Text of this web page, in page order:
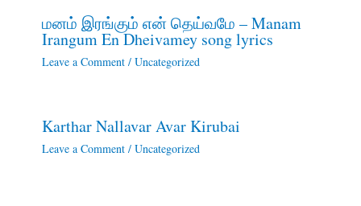
மனம் இரங்கும் என் தெய்வமே – Manam
Irangum En Dheivamey song lyrics
Leave a Comment / Uncategorized
Karthar Nallavar Avar Kirubai
Leave a Comment / Uncategorized